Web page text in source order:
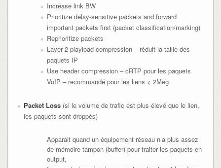
Increase link BW
Prioritize delay-sensitive packets and forward
important packets first (packet classification/marking)
Reprioritize packets
Layer 2 playload compression – réduit la taille des
paquets IP
Use header compression – cRTP pour les paquets
VoIP – recommandé pour les liens < 2Meg
Packet Loss(si le volume de trafic est plus élevé que le lien,
les paquets sont droppés)
Apparait quand un équipement réseau n’a plus assez
de mémoire tampon (buffer) pour traiter les paquets en
output,